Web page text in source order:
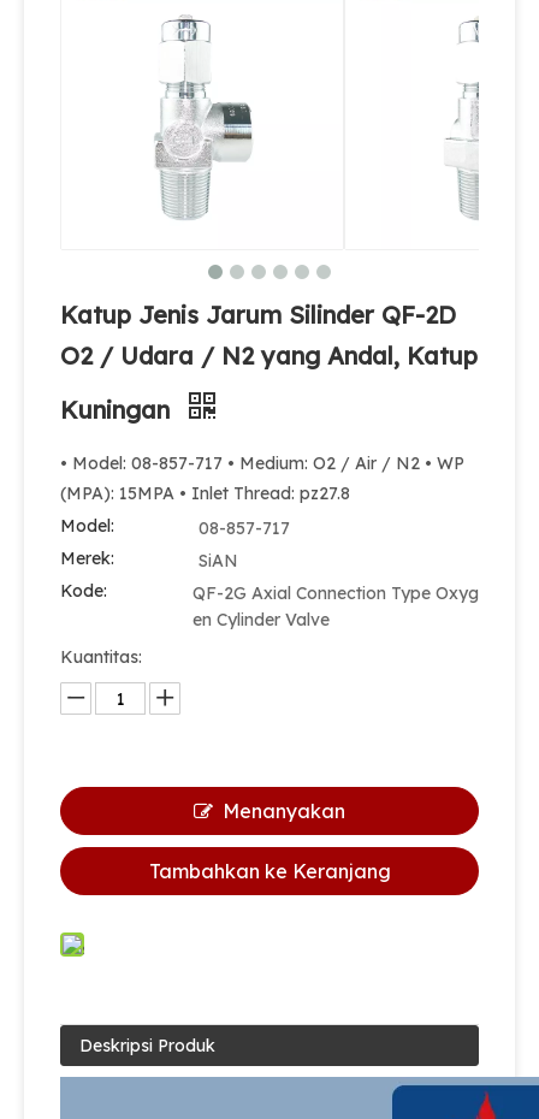
Katup Silinder O2 Air N2 Berpasangan Poros Praktis dan Berkualitas Tinggi
Katup Jenis Jarum Silinder QF-2D
O2 / Udara / N2 yang Andal, Katup
Kuningan
• Model: 08-857-717 • Medium: O2 / Air / N2 • WP
(MPA): 15MPA • Inlet Thread: pz27.8
Model:
08-857-717
Merek:
SiAN
Kode:
QF-2G Axial Connection Type Oxyg
en Cylinder Valve
Kuantitas:
Menanyakan
Tambahkan ke Keranjang
Deskripsi Produk